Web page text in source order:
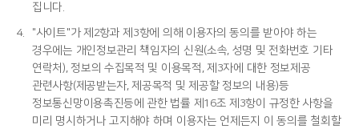
집니다.
4.
"사이트"가 제2항과 제3항에 의해 이용자의 동의를 받아야 하는
경우에는 개인정보관리 책임자의 신원(소속, 성명 및 전화번호 기타
연락처), 정보의 수집목적 및 이용목적, 제3자에 대한 정보제공
관련사항(제공받는자, 제공목적 및 제공할 정보의 내용)등
정보통신망이용촉진등에 관한 법률 제16조 제3항이 규정한 사항을
미리 명시하거나 고지해야 하며 이용자는 언제든지 이 동의를 철회할